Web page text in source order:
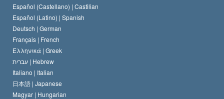
David Miscavige
Español (Castellano) | Castilian
Español (Latino) | Spanish
Deutsch | German
Français | French
Ελληνικά | Greek
עברית | Hebrew
Italiano | Italian
日本語 | Japanese
Magyar | Hungarian